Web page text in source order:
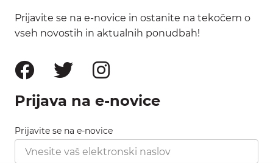
Prijavite se na e-novice in ostanite na tekočem o
vseh novostih in aktualnih ponudbah!
Prijava na e-novice
Prijavite se na e-novice